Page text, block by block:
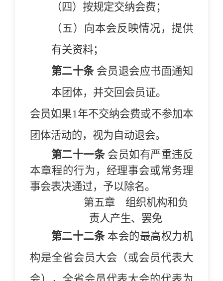
（四）按规定交纳会费；
（五）向本会反映情况，提供
有关资料；
第二十条会员退会应书面通知
本团体，并交回会员证。
会员如果1年不交纳会费或不参加本
团体活动的，视为自动退会。
第二十一条会员如有严重违反
本章程的行为，经理事会或常务理
事会表决通过，予以除名。
第五章 组织机构和负
责人产生、罢免
第二十二条本会的最高权力机
构是全省会员大会（或会员代表大